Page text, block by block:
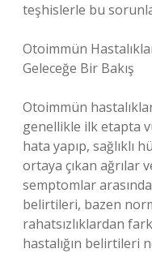
teşhislerle bu
Otoimmün
Geleceğe Bir Bakış
Otoimmün
genellikle ilk etapta
hata yapıp, sağlıklı
ortaya çıkan ağrılar
semptomlar
belirtileri, bazen
rahatsızlıklardan
hastalığın belirtileri